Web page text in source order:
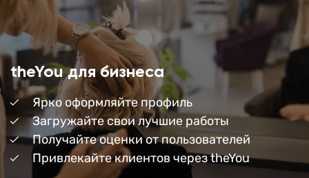
theYou для бизнеса
Ярко оформляйте профиль
Загружайте свои лучшие работы
Получайте оценки от пользователей
Привлекайте клиентов через theYou